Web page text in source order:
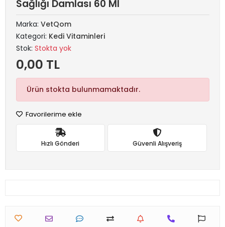
Sağlığı Damlası 60 Ml
Marka: VetQom
Kategori: Kedi Vitaminleri
Stok: Stokta yok
0,00 TL
Ürün stokta bulunmamaktadır.
Favorilerime ekle
Hızlı Gönderi Güvenli Alışveriş